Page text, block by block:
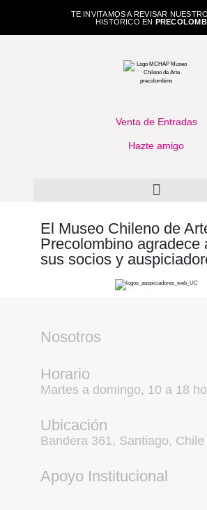
TE INVITAMOS A REVISAR
HISTÓRICO EN
Venta de Entradas
Hazte amigo
El Museo Chileno de
Precolombino agradece
sus socios y
Nosotros
Horario
Martes a domingo, 10 a 18
Ubicación
Bandera 361, Santiago, Chile
Apoyo Institucional